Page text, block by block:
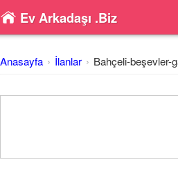
Ev Arkadaşı .Biz
Anasayfa İlanlar Bahçeli-beşevler-